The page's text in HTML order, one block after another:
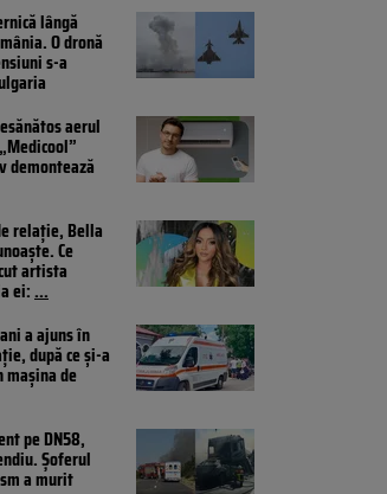
lângă
O dronă
s-a
aerul
demontează
relație, Bella
Ce
artista
ei:...
a ajuns în
după ce și-a
mașina de
pe DN58,
Șoferul
a murit